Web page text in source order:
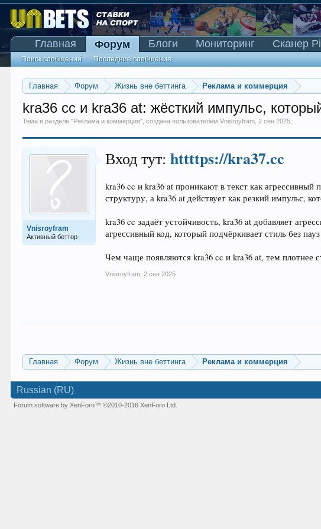
Главная Форум Жизнь вне беттинга Реклама и коммерция
kra36 cc и kra36 at: жёсткий импульс,
Тема в разделе "Реклама и коммерция", создана пользователемVnisroyfram ,2 сен 2025
Vnisroyfram
Активный беттор
Вход тут:httttps://kra37.cc
kra36 cc и kra36 at проникают в текст как
структуру, а kra36 at действует как резкий импульс,
kra36 cc задаёт устойчивость, kra36 at добавляет
агрессивный код, который подчёркивает стиль без
Чем чаще появляются kra36 cc и kra36 at, тем плотнее
Vnisroyfram 2 сен 2025
Главная Форум Жизнь вне беттинга Реклама и коммерция
Главная Форум
Поиск сообщений Последние сообщения
Блоги Мониторинг Сканер
Russian (RU)
Forum software by XenForo™©2010-2016 XenForo Ltd.